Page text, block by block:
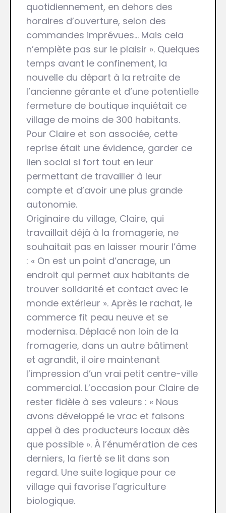
quotidiennement, en dehors des
horaires d’ouverture, selon des
commandes imprévues… Mais cela
n’empiète pas sur le plaisir ». Quelques
temps avant le confinement, la
nouvelle du départ à la retraite de
l’ancienne gérante et d’une potentielle
fermeture de boutique inquiétait ce
village de moins de 300 habitants.
Pour Claire et son associée, cette
reprise était une évidence, garder ce
lien social si fort tout en leur
permettant de travailler à leur
compte et d’avoir une plus grande
autonomie.
Originaire du village, Claire, qui
travaillait déjà à la fromagerie, ne
souhaitait pas en laisser mourir l’âme
: « On est un point d’ancrage, un
endroit qui permet aux habitants de
trouver solidarité et contact avec le
monde extérieur ». Après le rachat, le
commerce fit peau neuve et se
modernisa. Déplacé non loin de la
fromagerie, dans un autre bâtiment
et agrandit, il oire maintenant
l’impression d’un vrai petit centre-ville
commercial. L’occasion pour Claire de
rester fidèle à ses valeurs : « Nous
avons développé le vrac et faisons
appel à des producteurs locaux dès
que possible ». À l’énumération de ces
derniers, la fierté se lit dans son
regard. Une suite logique pour ce
village qui favorise l’agriculture
biologique.